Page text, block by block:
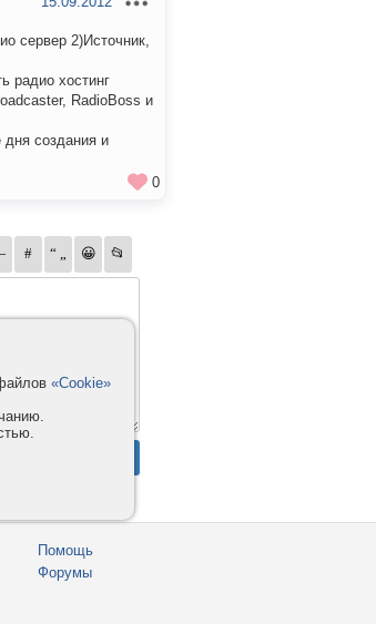
сервер 2)Источник,
радио хостинг
RadioBoss и
создания и
0
Помощь
Форумы
«Cookie»